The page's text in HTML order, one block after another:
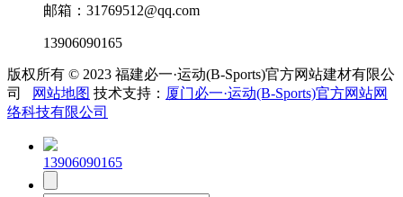
邮箱：31769512@qq.com
13906090165
版权所有 © 2023 福建必一·运动(B-Sports)官方网站建材有限公
司
网站地图 技术支持： 厦门必一·运动(B-Sports)官方网站网
络科技有限公司
13906090165